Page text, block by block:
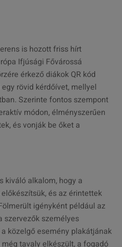
is hozott friss hírt
Ifjúsági Fővárossá
érkező diákok QR kód
rövid kérdőívet, mellyel
Szerinte fontos szempont
módon, élményszerűen
és vonják be őket a
kiváló alkalom, hogy a
és az érintettek
igényként például az
szervezők személyes
közelgő esemény plakátjának
tavaly elkészült, a fogadó